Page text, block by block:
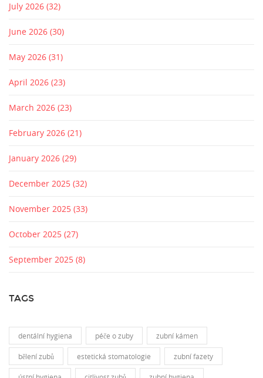
July 2026 (32)
June 2026 (30)
May 2026 (31)
April 2026 (23)
March 2026 (23)
February 2026 (21)
January 2026 (29)
December 2025 (32)
November 2025 (33)
October 2025 (27)
September 2025 (8)
TAGS
dentální hygiena péče o zuby zubní kámen
bělení zubů estetická stomatologie zubní fazety